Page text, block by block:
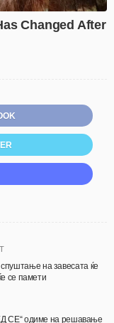
на завесата ќе
се памети
СЕ“ одиме на решавање